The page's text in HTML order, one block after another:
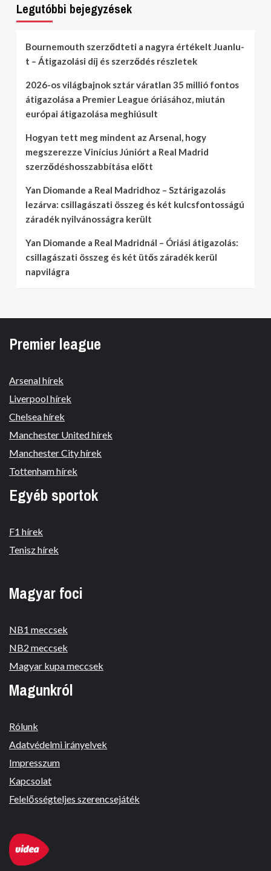
Legutóbbi bejegyzések
Bournemouth szerződteti a nagyra értékelt Juanlu-
t – Átigazolási díj és szerződés részletek
2026-os világbajnok sztár váratlan 35 millió fontos
átigazolása a Premier League óriásához, miután
európai átigazolása meghiúsult
Hogyan tett meg mindent az Arsenal, hogy
megszerezze Vinícius Júniórt a Real Madrid
szerződéshosszabbítása előtt
Yan Diomande a Real Madridhoz – Sztárigazolás
lezárva: csillagászati összeg és két kulcsfontosságú
záradék nyilvánosságra került
Yan Diomande a Real Madridnál – Óriási átigazolás:
csillagászati összeg és két ütős záradék kerül
napvilágra
Premier league
Arsenal hírek
Liverpool hírek
Chelsea hírek
Manchester United hírek
Manchester City hírek
Tottenham hírek
Egyéb sportok
F1 hírek
Tenisz hírek
Magyar foci
NB1 meccsek
NB2 meccsek
Magyar kupa meccsek
Magunkról
Rólunk
Adatvédelmi irányelvek
Impresszum
Kapcsolat
Felelősségteljes szerencsejáték